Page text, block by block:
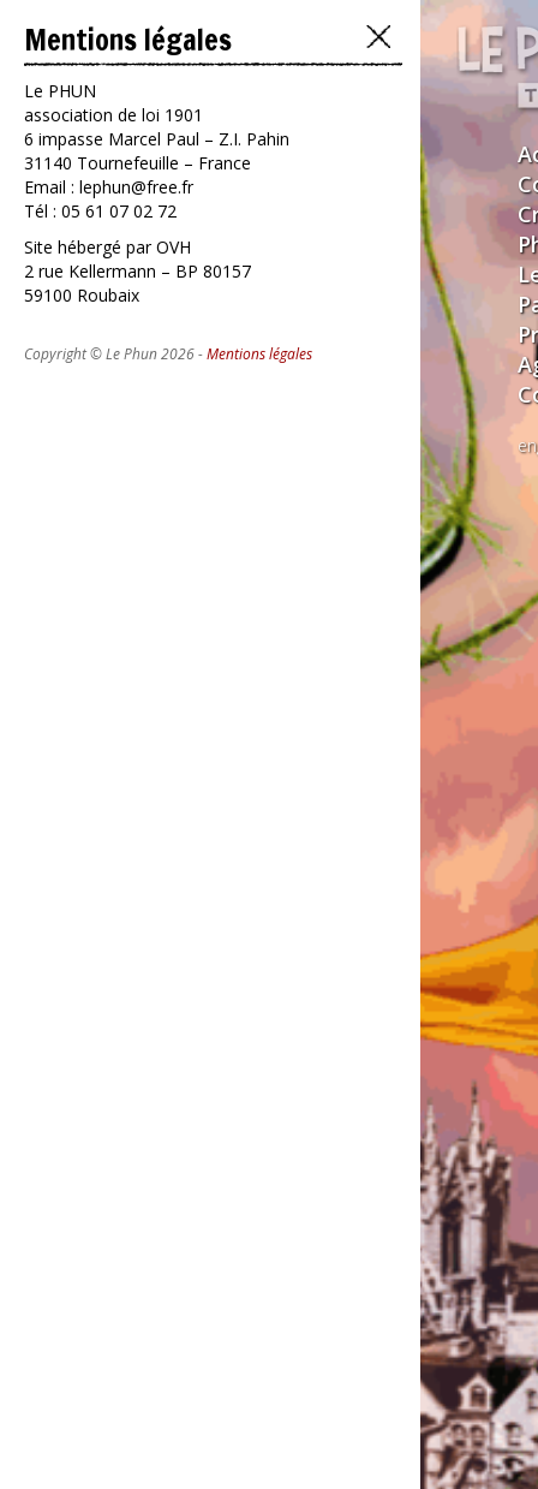
Mentions légales
Le PHUN
association de loi 1901
6 impasse Marcel Paul – Z.I. Pahin
31140 Tournefeuille – France
Email : lephun@free.fr
Tél : 05 61 07 02 72
Site hébergé par OVH
2 rue Kellermann – BP 80157
59100 Roubaix
Copyright © Le Phun 2026 -Mentions légales